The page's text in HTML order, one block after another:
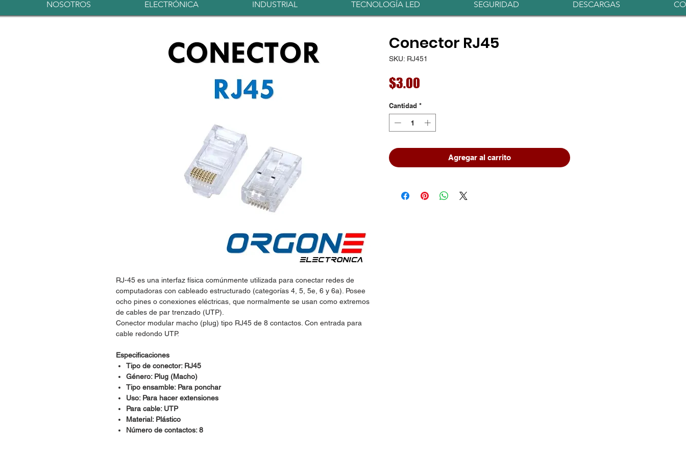
Iniciar sesión
NOSOTROS ELECTRÓNICA INDUSTRIAL TECNOLOGÍA LED SEGURIDAD DESCARGAS
RJ-45 es una interfaz física comúnmente utilizada para conectar redes de
computadoras con cableado estructurado (categorías 4, 5, 5e, 6 y 6a). Posee
ocho pines o conexiones eléctricas, que normalmente se usan como extremos
de cables de par trenzado (UTP).
Conector modular macho (plug) tipo RJ45 de 8 contactos. Con entrada para
cable redondo UTP.
Especificaciones
Tipo de conector: RJ45
Género: Plug (Macho)
Tipo ensamble: Para ponchar
Uso: Para hacer extensiones
Para cable: UTP
Material: Plástico
Número de contactos: 8
Conector RJ45
SKU: RJ451
$3.00
Cantidad *
Agregar al carrito